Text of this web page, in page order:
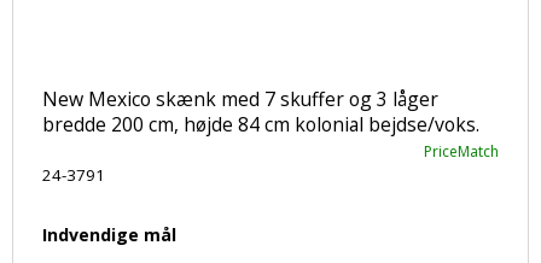
New Mexico skænk med 7 skuffer og 3 låger
bredde 200 cm, højde 84 cm kolonial bejdse/voks.
PriceMatch
24-3791
Indvendige mål